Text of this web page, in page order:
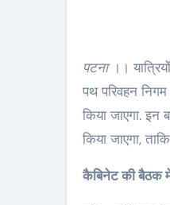
पटना।।
पथ परिवहन
किया जाएगा.
किया जाएगा,
कैबिनेट की बैठक